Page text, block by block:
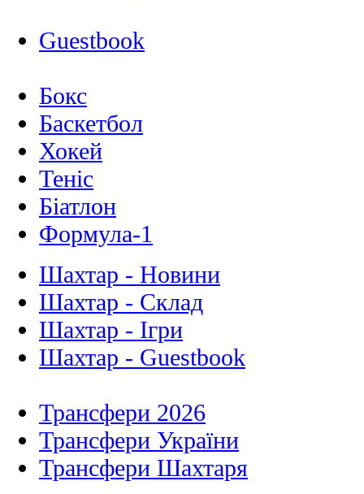
Guestbook
Бокс
Баскетбол
Хокей
Теніс
Біатлон
Формула-1
Шахтар - Новини
Шахтар - Склад
Шахтар - Ігри
Шахтар - Guestbook
Трансфери 2026
Трансфери України
Трансфери Шахтаря